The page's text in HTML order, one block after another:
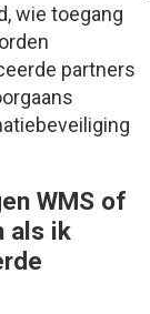
wie toegang
partners
WMS of
als ik